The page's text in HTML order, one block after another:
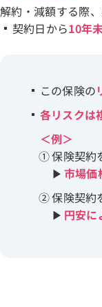
解約・減額する際
契約日から10年
この保険の
各リスクは
＜例＞
保険契約
市場価
保険契約
円安に